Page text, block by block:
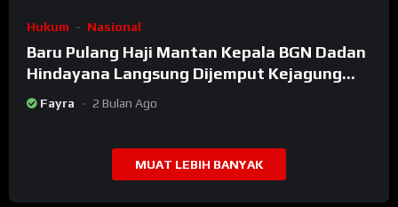
Hukum Nasional
Baru Pulang Haji Mantan Kepala BGN Dadan
Hindayana Langsung Dijemput Kejagung
Setelah Dicopot Prabowo
Fayra 2 Bulan Ago
MUAT LEBIH BANYAK